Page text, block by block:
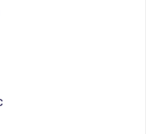
Centek
Hyundai
Doffler
Hiper
Grundig